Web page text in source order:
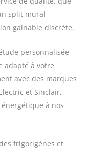
split mural
gainable discrète.
personnalisée
adapté à votre
avec des marques
et Sinclair,
à nos
frigorigènes et